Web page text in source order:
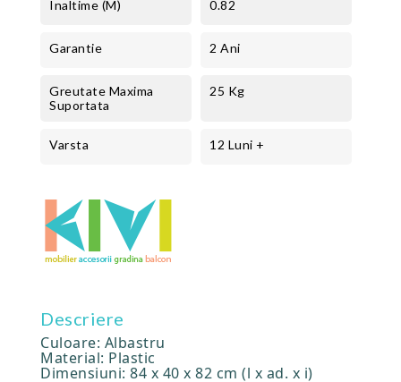
Inaltime (m) 0.82
Garantie 2 Ani
Greutate Maxima
Suportata
25 Kg
Varsta 12 Luni +
Descriere
Culoare: Albastru
Material: Plastic
Dimensiuni: 84 x 40 x 82 cm (l x ad. x i)